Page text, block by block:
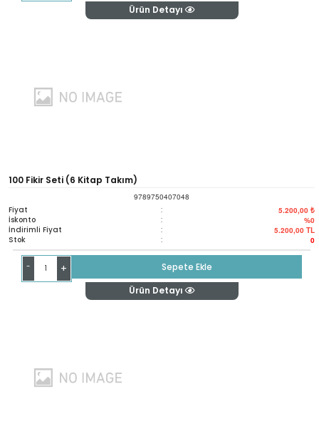
Ürün Detayı
100 Fikir Seti (6 Kitap Takım)
9789750407048
Fiyat : 5.200,00 ₺
İskonto : %0
İndirimli Fiyat : 5.200,00 TL
Stok : 0
- +
Sepete Ekle
Ürün Detayı